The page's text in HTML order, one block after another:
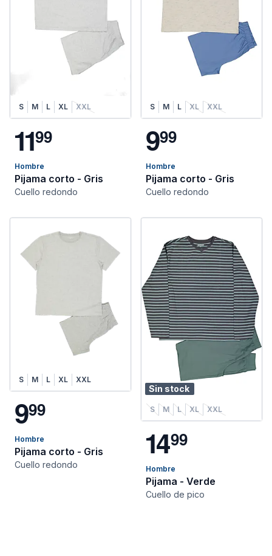
S M L XL XXL
1199
Hombre
Pijama corto - Gris
Cuello redondo
S M L XL XXL
999
Hombre
Pijama corto - Gris
Cuello redondo
S M L XL XXL
999
Hombre
Pijama corto - Gris
Cuello redondo
Sin stock
S M L XL XXL
1499
Hombre
Pijama - Verde
Cuello de pico